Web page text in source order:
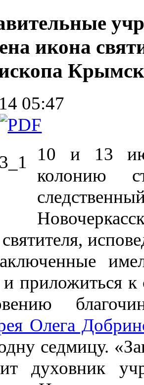
икона
05:47
10 и 13
колонию
приложиться к
Олега
седмицу.
духовник